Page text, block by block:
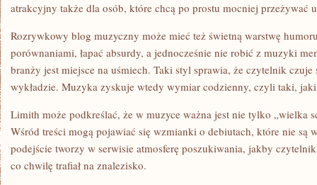
atrakcyjny także dla osób, które chcą po prostu mocniej przeżywać
Rozrywkowy blog muzyczny może mieć też świetną warstwę
porównaniami, łapać absurdy, a jednocześnie nie robić z muzyki
branży jest miejsce na uśmiech. Taki styl sprawia, że czytelnik
wykładzie. Muzyka zyskuje wtedy wymiar codzienny, czyli taki, jaki
Limith może podkreślać, że w muzyce ważna jest nie tylko „wielka
Wśród treści mogą pojawiać się wzmianki o debiutach, które nie są
podejście tworzy w serwisie atmosferę poszukiwania, jakby
co chwilę trafiał na znalezisko.